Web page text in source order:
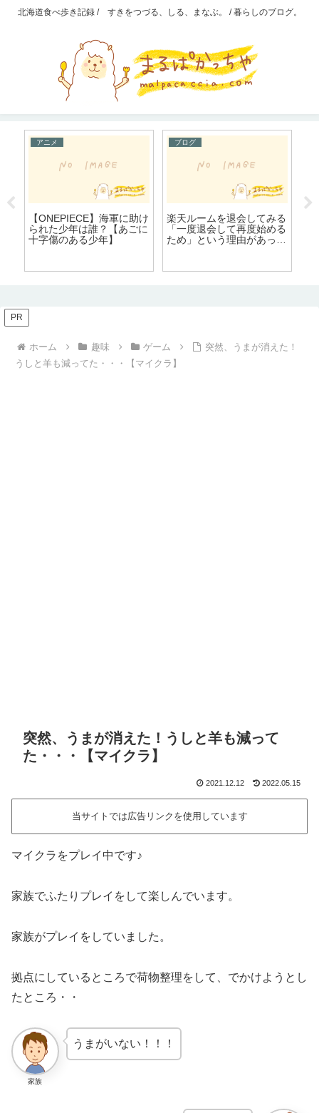
北海道食べ歩き記録 / すきをつづる、しる、まなぶ。 / 暮らしのブログ。
アニメ
【ONEPIECE】海軍に助け
られた少年は誰？【あごに
十字傷のある少年】
ブログ
楽天ルームを退会してみる
「一度退会して再度始める
ため」という理由があった
PR
ホーム 趣味 ゲーム
突然、うまが消えた！
うしと羊も減ってた・・・【マイクラ】
突然、うまが消えた！うしと羊も減って
た・・・【マイクラ】
2021.12.12 2022.05.15
当サイトでは広告リンクを使用しています
マイクラをプレイ中です♪
家族でふたりプレイをして楽しんでいます。
家族がプレイをしていました。
拠点にしているところで荷物整理をして、でかけようとし
たところ・・
家族
うまがいない！！！